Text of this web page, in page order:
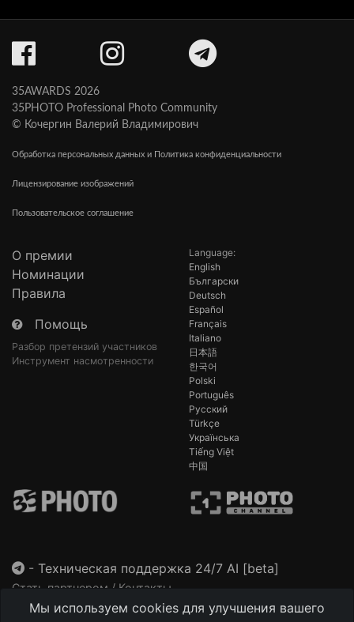
Мы используем cookies для улучшения вашего
35AWARDS 2026
35PHOTO Professional Photo Community
© Кочергин Валерий Владимирович
Обработка персональных данных и Политика конфиденциальности
Лицензирование изображений
Пользовательское соглашение
О премии
Номинации
Правила
Помощь
Разбор претензий участников
Инструмент насмотренности
Language:
English
Български
Deutsch
Español
Français
Italiano
日本語
한국어
Polski
Português
Русский
Türkçe
Українська
Tiếng Việt
中国
- Техническая поддержка 24/7 AI [beta]
Стать партнером / Контакты
This site is protected by reCAPTCHA and the GooglePrivacy Policyand